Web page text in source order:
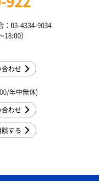
：03-4334-9034
）
わせ
年中無休)
わせ
する